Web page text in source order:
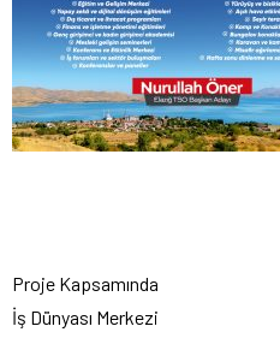
Proje Kapsamında
İş Dünyası Merkezi